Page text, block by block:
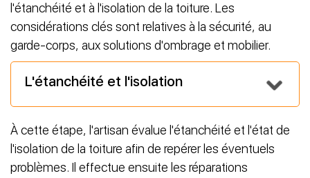
l'étanchéité et à l'isolation de la toiture. Les
considérations clés sont relatives à la sécurité, au
garde-corps, aux solutions d'ombrage et mobilier.
L'étanchéité et l'isolation
À cette étape, l'artisan évalue l'étanchéité et l'état de
l'isolation de la toiture afin de repérer les éventuels
problèmes. Il effectue ensuite les réparations